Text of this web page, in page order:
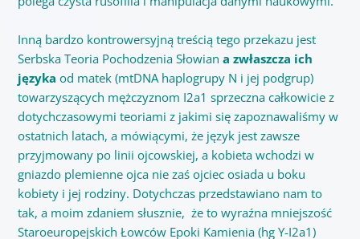
Inną bardzo kontrowersyjną treścią tego przekazu jest
Serbska Teoria Pochodzenia Słowian a zwłaszcza ich
języka od matek (mtDNA haplogrupy N i jej podgrup)
towarzyszących mężczyznom I2a1 sprzeczna całkowicie z
dotychczasowymi teoriami z jakimi się zapoznawaliśmy w
ostatnich latach, a mówiącymi, że język jest zawsze
przyjmowany po linii ojcowskiej, a kobieta wchodzi w
gniazdo plemienne ojca nie zaś ojciec osiada u boku
kobiety i jej rodziny. Dotychczas przedstawiano nam to
tak, a moim zdaniem słusznie, że to wyraźna mniejszość
Staroeuropejskich Łowców Epoki Kamienia (hg Y-I2a1)